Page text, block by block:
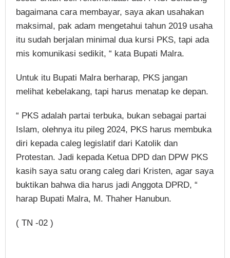
bagaimana cara membayar, saya akan usahakan
maksimal, pak adam mengetahui tahun 2019 usaha
itu sudah berjalan minimal dua kursi PKS, tapi ada
mis komunikasi sedikit, “ kata Bupati Malra.
Untuk itu Bupati Malra berharap, PKS jangan
melihat kebelakang, tapi harus menatap ke depan.
“ PKS adalah partai terbuka, bukan sebagai partai
Islam, olehnya itu pileg 2024, PKS harus membuka
diri kepada caleg legislatif dari Katolik dan
Protestan. Jadi kepada Ketua DPD dan DPW PKS
kasih saya satu orang caleg dari Kristen, agar saya
buktikan bahwa dia harus jadi Anggota DPRD, “
harap Bupati Malra, M. Thaher Hanubun.
( TN -02 )